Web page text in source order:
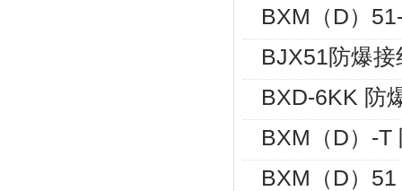
BXM（D）
BJX51防爆
BXD-6KK 防
BXM（D）-T
BXM（D）